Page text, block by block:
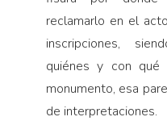
reclamarlo en el
inscripciones,
quiénes y con qué
monumento, esa
de interpretaciones.